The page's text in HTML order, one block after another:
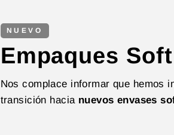
NUEVO
Empaques
Nos complace informar que hemos
transición hacia nuevos envases